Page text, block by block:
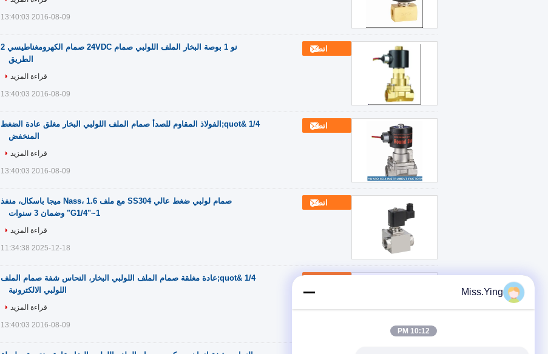
2016-08-09 13:40:03
نو 1 بوصة البخار الملف اللولبي صمام 24VDC صمام الكهرومغناطيسي 2
الطريق
اتصل
قراءة المزيد
2016-08-09 13:40:03
1/4 &quot;الفولاذ المقاوم للصدأ صمام الملف اللولبي البخار مغلق عادة الضغط
المنخفض
اتصل
قراءة المزيد
2016-08-09 13:40:03
صمام لولبي ضغط عالي SS304 مع ملف Nass، 1.6 ميجا باسكال، منفذ
G1/4"~1" وضمان 3 سنوات
اتصل
قراءة المزيد
2025-12-18 11:34:38
1/4 &quot;عادة مغلقة صمام الملف اللولبي البخار، النحاس شفة صمام الملف
اللولبي الالكترونية
قراءة المزيد
2016-08-09 13:40:03
Miss.Ying
10:12 PM